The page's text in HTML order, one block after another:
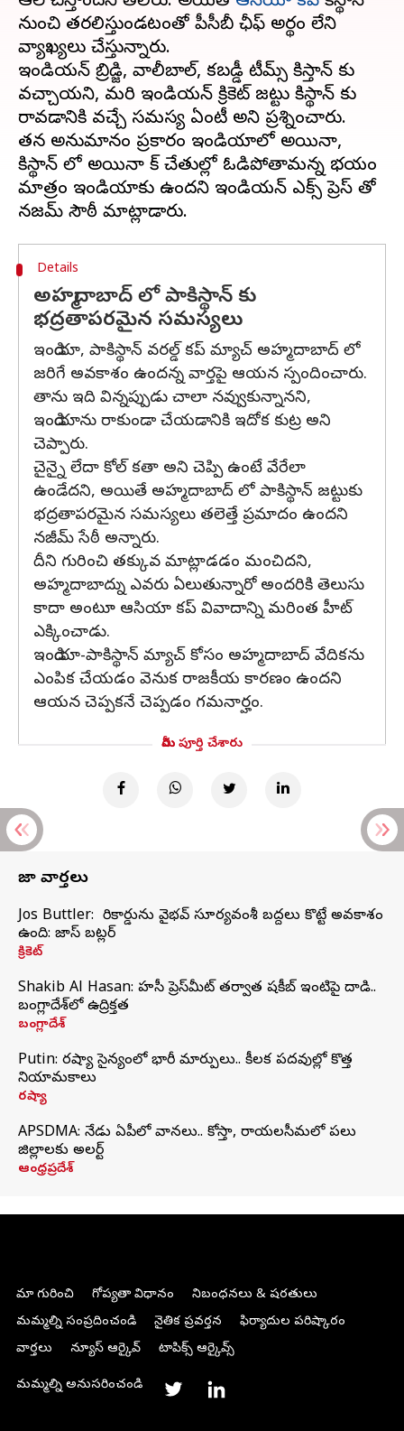
నుంచి తరలిస్తుండటంతో పీసీబీ ఛీఫ్ అర్థం లేని
వ్యాఖ్యలు చేస్తున్నారు.
ఇండియన్ బ్రిడ్జి, వాలీబాల్, కబడ్డీ టీమ్స్ పాకిస్తాన్ కు
వచ్చాయని, మరి ఇండియన్ క్రికెట్ జట్టు పాకిస్థాన్ కు
రావడానికి వచ్చే సమస్య ఏంటీ అని ప్రశ్నించారు.
తన అనుమానం ప్రకారం ఇండియాలో అయినా,
పాకిస్థాన్ లో అయినా పాక్ చేతుల్లో ఓడిపోతామన్న భయం
మాత్రం ఇండియాకు ఉందని ఇండియన్ ఎక్స్ ప్రెస్ తో
Details
అహ్మదాబాద్ లో పాకిస్థాన్ కు
భద్రతాపరమైన సమస్యలు
ఇండియా, పాకిస్థాన్ వరల్డ్ కప్ మ్యాచ్ అహ్మదాబాద్ లో
జరిగే అవకాశం ఉందన్న వార్తపై ఆయన స్పందించారు.
తాను ఇది విన్నప్పుడు చాలా నవ్వుకున్నానని,
ఇండియాను రాకుండా చేయడానికి ఇదోక కుట్ర అని
చెప్పారు.
చైన్నై లేదా కోల్ కతా అని చెప్పి ఉంటే వేరేలా
ఉండేదని, అయితే అహ్మదాబాద్ లో పాకిస్థాన్ జట్టుకు
భద్రతాపరమైన సమస్యలు తలెత్తే ప్రమాదం ఉందని
నజీమ్ సేఠీ అన్నారు.
దీని గురించి తక్కువ మాట్లాడడం మంచిదని,
అహ్మదాబాద్ను ఎవరు ఏలుతున్నారో అందరికి తెలుసు
కాదా అంటూ ఆసియా కప్ వివాదాన్ని మరింత హీట్
ఎక్కించాడు.
ఇండియా-పాకిస్థాన్ మ్యాచ్ కోసం అహ్మదాబాద్ వేదికను
ఎంపిక చేయడం వెనుక రాజకీయ కారణం ఉందని
ఆయన చెప్పకనే చెప్పడం గమనార్హం.
మీరు పూర్తి చేశారు
తాజా వార్తలు
Jos Buttler: నా రికార్డును వైభవ్ సూర్యవంశీ బద్దలు కొట్టే అవకాశం
ఉంది: జాస్ బట్లర్
క్రికెట్
Shakib Al Hasan: హసీనా ప్రెస్‌మీట్‌ తర్వాత షకీబ్‌ ఇంటిపై దాడి..
బంగ్లాదేశ్‌లో ఉద్రిక్తత
బంగ్లాదేశ్
Putin: రష్యా సైన్యంలో భారీ మార్పులు.. కీలక పదవుల్లో కొత్త
నియామకాలు
రష్యా
APSDMA: నేడు ఏపీలో వానలు.. కోస్తా, రాయలసీమలో పలు
జిల్లాలకు అలర్ట్
ఆంధ్రప్రదేశ్
మా గురించి గోప్యతా విధానం
నిబంధనలు & షరతులు
మమ్మల్ని సంప్రదించండి
నైతిక ప్రవర్తన
ఫిర్యాదుల పరిష్కారం
వార్తలు
న్యూస్ ఆర్కైవ్ టాపిక్స్ ఆర్కైవ్స్
మమ్మల్ని అనుసరించండి